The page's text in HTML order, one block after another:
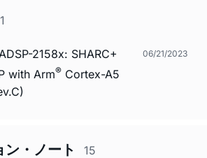
1
2158x: SHARC+
with Arm® Cortex-A5
06/21/2023
ン・ノート 15